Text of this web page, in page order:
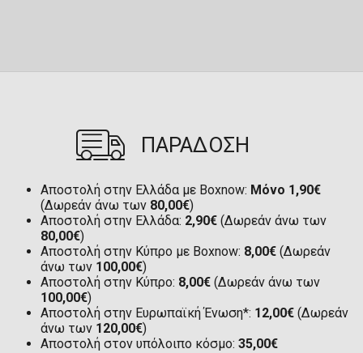
ΠΑΡΑΔΟΣΗ
Αποστολή στην Ελλάδα με Boxnow: Μόνο 1,90€
(Δωρεάν άνω των 80,00€)
Αποστολή στην Ελλάδα: 2,90€ (Δωρεάν άνω των
80,00€)
Αποστολή στην Κύπρο με Boxnow: 8,00€ (Δωρεάν
άνω των 100,00€)
Αποστολή στην Κύπρο: 8,00€ (Δωρεάν άνω των
100,00€)
Αποστολή στην Ευρωπαϊκή Ένωση*: 12,00€ (Δωρεάν
άνω των 120,00€)
Αποστολή στον υπόλοιπο κόσμο: 35,00€